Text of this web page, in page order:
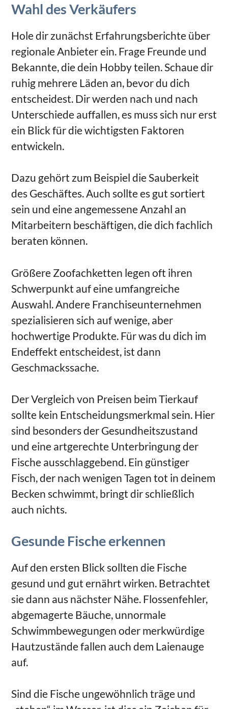
Wahl des Verkäufers
Hole dir zunächst Erfahrungsberichte über
regionale Anbieter ein. Frage Freunde und
Bekannte, die dein Hobby teilen. Schaue dir
ruhig mehrere Läden an, bevor du dich
entscheidest. Dir werden nach und nach
Unterschiede auffallen, es muss sich nur erst
ein Blick für die wichtigsten Faktoren
entwickeln.
Dazu gehört zum Beispiel die Sauberkeit
des Geschäftes. Auch sollte es gut sortiert
sein und eine angemessene Anzahl an
Mitarbeitern beschäftigen, die dich fachlich
beraten können.
Größere Zoofachketten legen oft ihren
Schwerpunkt auf eine umfangreiche
Auswahl. Andere Franchiseunternehmen
spezialisieren sich auf wenige, aber
hochwertige Produkte. Für was du dich im
Endeffekt entscheidest, ist dann
Geschmackssache.
Der Vergleich von Preisen beim Tierkauf
sollte kein Entscheidungsmerkmal sein. Hier
sind besonders der Gesundheitszustand
und eine artgerechte Unterbringung der
Fische ausschlaggebend. Ein günstiger
Fisch, der nach wenigen Tagen tot in deinem
Becken schwimmt, bringt dir schließlich
auch nichts.
Gesunde Fische erkennen
Auf den ersten Blick sollten die Fische
gesund und gut ernährt wirken. Betrachtet
sie dann aus nächster Nähe. Flossenfehler,
abgemagerte Bäuche, unnormale
Schwimmbewegungen oder merkwürdige
Hautzustände fallen auch dem Laienauge
auf.
Sind die Fische ungewöhnlich träge und